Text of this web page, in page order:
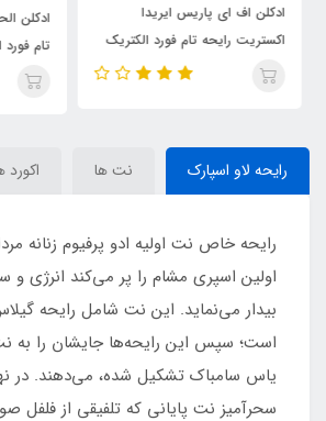
ادکلن اف ای پاریس ایریدا
اکستریت رایحه تام فورد الکتریک
چری Irida Extrait
ادکلن
رایحه لاو اسپارک نت ها اکورد
رایحه خاص نت اولیه ادو پرفیوم زنانه
اولین اسپری مشام را پر می‌کند انرژی و
بیدار می‌نماید. این نت شامل رایحه
است؛ سپس این رایحه‌ها جایشان را به
یاس سامباک تشکیل شده، می‌دهند. در
سحرآمیز نت پایانی که تلفیقی از فلفل